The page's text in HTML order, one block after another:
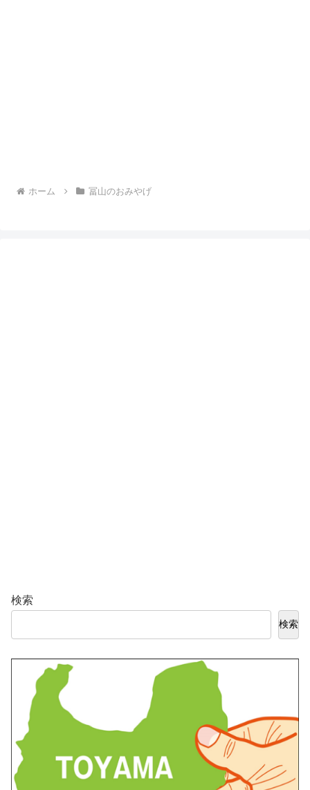
ホーム 冨山のおみやげ
検索
検索